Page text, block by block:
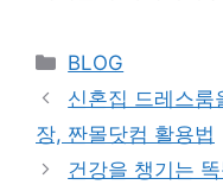
Categories
BLOG
신혼집 드레스룸
장, 짠몰닷컴 활용법
건강을 챙기는